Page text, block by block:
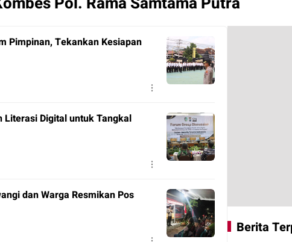
Pimpinan, Tekankan Kesiapan
Literasi Digital untuk Tangkal
dan Warga Resmikan Pos
Berita